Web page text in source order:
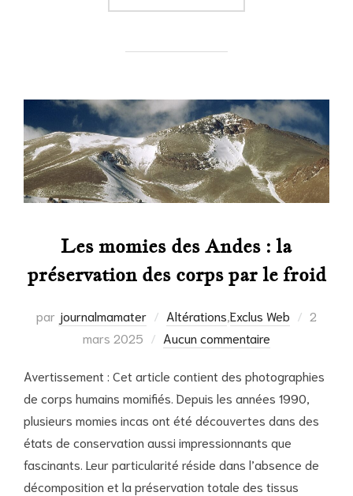
Les momies des Andes : la
préservation des corps par le froid
par journalmamater Altérations Exclus Web
Publié
2
mars 2025
Aucun commentaire
Avertissement : Cet article contient des photographies
de corps humains momifiés. Depuis les années 1990,
plusieurs momies incas ont été découvertes dans des
états de conservation aussi impressionnants que
fascinants. Leur particularité réside dans l’absence de
décomposition et la préservation totale des tissus